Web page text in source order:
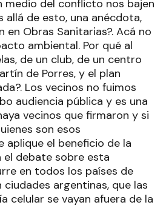
medio del conflicto nos bajen
allá de esto, una anécdota,
en Obras Sanitarias?. Acá no
ambiental. Por qué al
de un club, de un centro
de Porres, y el plan
Los vecinos no fuimos
audiencia pública y es una
vecinos que firmaron y si
son esos
aplique el beneficio de la
el debate sobre esta
en todos los países de
ciudades argentinas, que las
celular se vayan afuera de la